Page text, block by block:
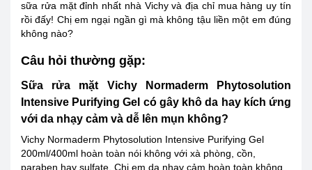
sữa rửa mặt đỉnh nhất nhà Vichy và địa chỉ mua hàng uy tín
rồi đấy! Chị em ngại ngần gì mà không tậu liền một em đúng
không nào?
Câu hỏi thường gặp:
Sữa rửa mặt Vichy Normaderm Phytosolution
Intensive Purifying Gel có gây khô da hay kích ứng
với da nhạy cảm và dễ lên mụn không?
Vichy Normaderm Phytosolution Intensive Purifying Gel
200ml/400ml hoàn toàn nói không với xà phòng, cồn,
paraben hay sulfate. Chị em da nhạy cảm hoàn toàn không